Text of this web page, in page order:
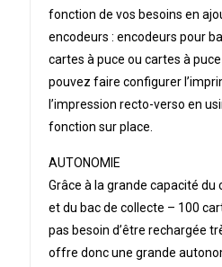
fonction de vos besoins en
encodeurs : encodeurs pour
cartes à puce ou cartes à
pouvez faire configurer
l’impression recto-verso en
fonction sur place.
AUTONOMIE
Grâce à la grande capacité
et du bac de collecte – 100
pas besoin d’être rechargée
offre donc une grande